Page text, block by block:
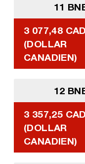
11
3 077,48 CAD
(DOLLAR
CANADIEN)
12
3 357,25 CAD
(DOLLAR
CANADIEN)